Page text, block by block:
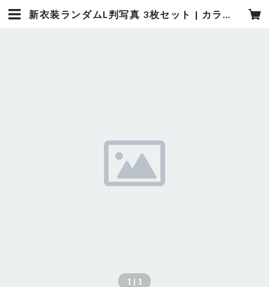
新衣装ランダムL判写真 3枚セット | カラフルスクリーム【公式】
1 | 1